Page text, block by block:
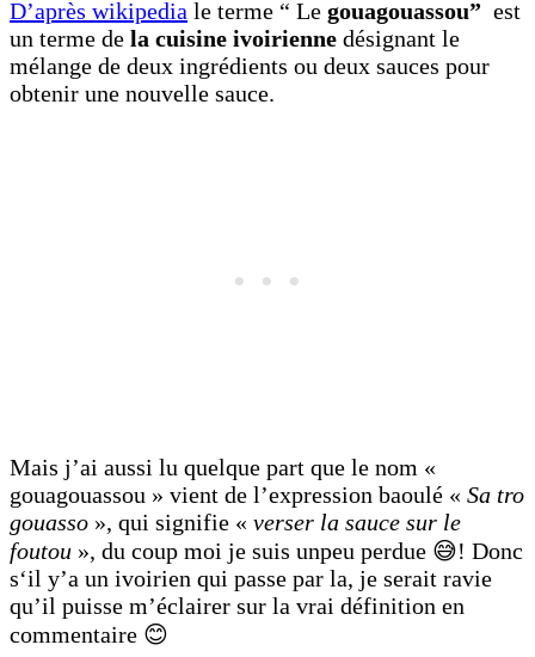
D’après wikipedia le terme “ Le gouagouassou” est
un terme de la cuisine ivoirienne désignant le
mélange de deux ingrédients ou deux sauces pour
obtenir une nouvelle sauce.
Mais j’ai aussi lu quelque part que le nom «
gouagouassou » vient de l’expression baoulé « Sa tro
gouasso », qui signifie « verser la sauce sur le
foutou », du coup moi je suis unpeu perdue 😅! Donc
s‘il y’a un ivoirien qui passe par la, je serait ravie
qu’il puisse m’éclairer sur la vrai définition en
commentaire 😊